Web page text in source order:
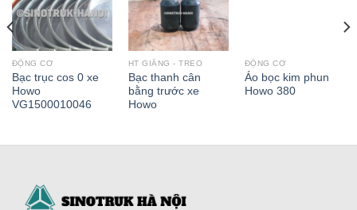
ĐỘNG CƠ
Bạc trục cos 0 xe
Howo
VG1500010046
HT GIẰNG - TREO
Bạc thanh cân
bằng trước xe
Howo
ĐỘNG CƠ
Áo bọc kim phun
Howo 380